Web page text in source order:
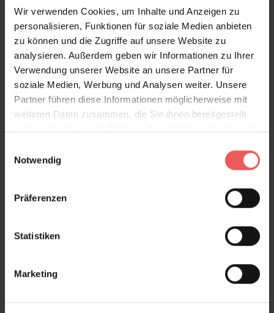
Wir verwenden Cookies, um Inhalte und Anzeigen zu
personalisieren, Funktionen für soziale Medien anbieten
zu können und die Zugriffe auf unsere Website zu
analysieren. Außerdem geben wir Informationen zu Ihrer
Verwendung unserer Website an unsere Partner für
soziale Medien, Werbung und Analysen weiter. Unsere
Partner führen diese Informationen möglicherweise mit
weiteren Daten zusammen, die Sie ihnen bereitgestellt
Notwendig
Präferenzen
Statistiken
Marketing
Tins, col. 03